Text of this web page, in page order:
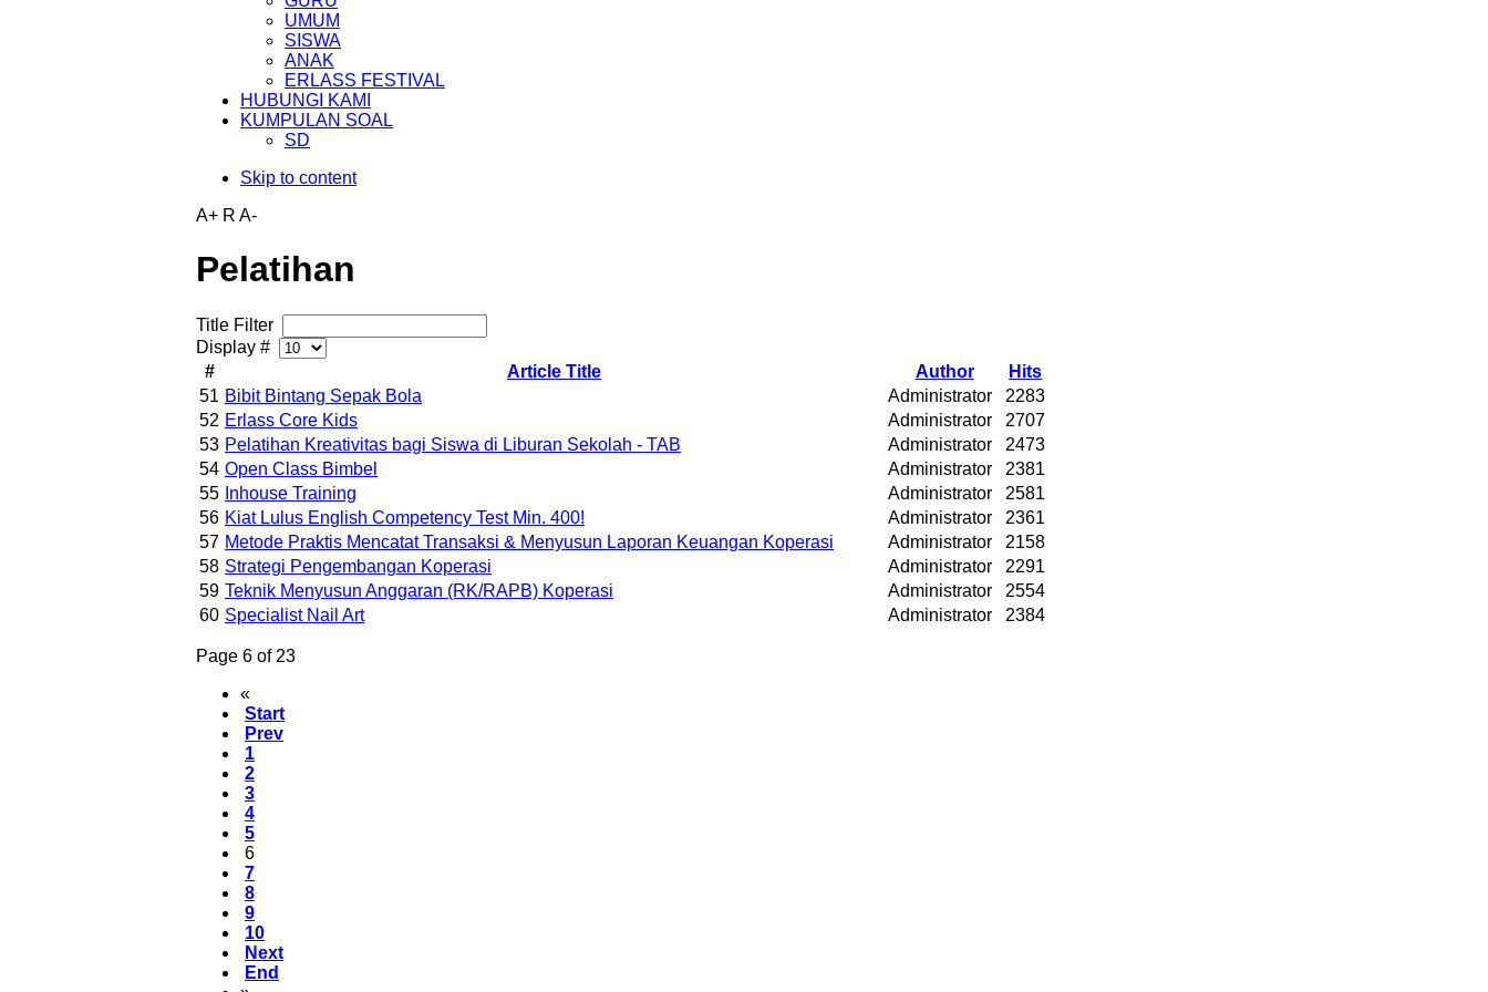
UMUM
SISWA
ANAK
ERLASS FESTIVAL
HUBUNGI KAMI
KUMPULAN SOAL
SD
Skip to content
A+ R A-
Pelatihan
Title Filter
Display #
#
Article Title Author
Hits
51 Bibit Bintang Sepak Bola Administrator
2283
52 Erlass Core Kids Administrator
2707
53 Pelatihan Kreativitas bagi Siswa di Liburan Sekolah - TAB Administrator
2473
54 Open Class Bimbel Administrator
2381
55 Inhouse Training Administrator
2581
56 Kiat Lulus English Competency Test Min. 400! Administrator
2361
57 Metode Praktis Mencatat Transaksi & Menyusun Laporan Keuangan Koperasi Administrator
2158
58 Strategi Pengembangan Koperasi Administrator
2291
59 Teknik Menyusun Anggaran (RK/RAPB) Koperasi Administrator
2554
60 Specialist Nail Art Administrator 2384
Page 6 of 23
«
Start
Prev
1
2
3
4
5
6
7
8
9
10
Next
End